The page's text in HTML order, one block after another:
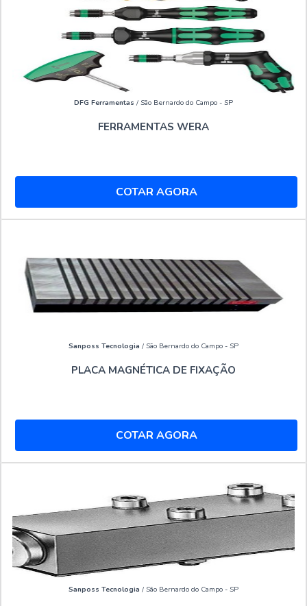
DFG Ferramentas / São Bernardo do Campo - SP
FERRAMENTAS WERA
COTAR AGORA
Sanposs Tecnologia / São Bernardo do Campo - SP
PLACA MAGNÉTICA DE FIXAÇÃO
COTAR AGORA
Sanposs Tecnologia / São Bernardo do Campo - SP